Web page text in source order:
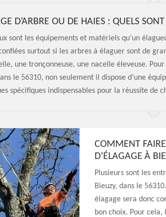
D’ARBRE OU DE HAIES : QUELS
sont les équipements et matériels qu’un
surtout si les arbres à élaguer sont de
une tronçonneuse, une nacelle éleveuse.
le 56310, non seulement il dispose d’une
spécifiques indispensables pour la réussite de
COMMENT
D’ÉLAGAGE À
Plusieurs sont les
Bieuzy, dans le
élagage sera donc
bon choix. Pour cela,